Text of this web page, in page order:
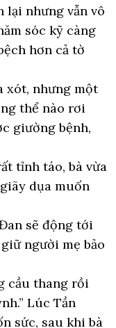
lại nhưng vẫn vô
sóc kỹ càng
hơn cả tờ
xót, nhưng một
thể nào rơi
giường bệnh,
tỉnh táo, bà vừa
dụa muốn
sẽ động tới
người mẹ bảo
cầu thang rồi
Lúc Tần
sức, sau khi bà